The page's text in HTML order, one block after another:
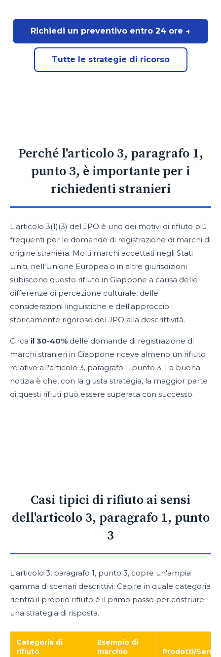
Richiedi un preventivo entro 24 ore →
Tutte le strategie di ricorso
Perché l'articolo 3, paragrafo 1,
punto 3, è importante per i
richiedenti stranieri
L'articolo 3(1)(3) del JPO è uno dei motivi di rifiuto più
frequenti per le domande di registrazione di marchi di
origine straniera. Molti marchi accettati negli Stati
Uniti, nell'Unione Europea o in altre giurisdizioni
subiscono questo rifiuto in Giappone a causa delle
differenze di percezione culturale, delle
considerazioni linguistiche e dell'approccio
storicamente rigoroso del JPO alla descrittività.
Circa il 30-40% delle domande di registrazione di
marchi stranieri in Giappone riceve almeno un rifiuto
relativo all'articolo 3, paragrafo 1, punto 3. La buona
notizia è che, con la giusta strategia, la maggior parte
di questi rifiuti può essere superata con successo.
Casi tipici di rifiuto ai sensi
dell'articolo 3, paragrafo 1, punto
3
L'articolo 3, paragrafo 1, punto 3, copre un'ampia
gamma di scenari descrittivi. Capire in quale categoria
rientra il proprio rifiuto è il primo passo per costruire
una strategia di risposta.
Categoria di
rifiuto
Esempio di
marchio
Prodotti/Servizi